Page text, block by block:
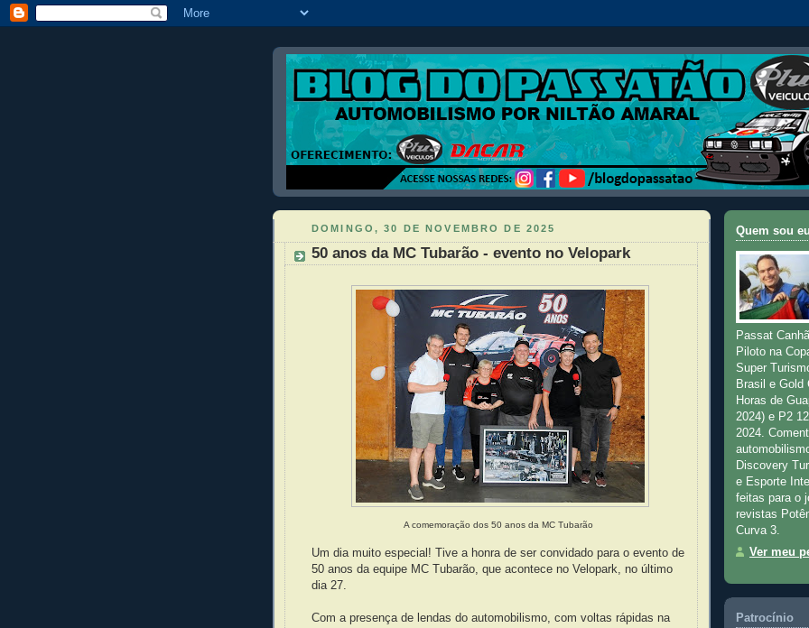
DOMINGO, 30 DE NOVEMBRO DE 2025
50 anos da MC Tubarão - evento no Velopark
A comemoração dos 50 anos da MC Tubarão
Um dia muito especial! Tive a honra de ser convidado para o evento de
50 anos da equipe MC Tubarão, que acontece no Velopark, no último
dia 27.
Com a presença de lendas do automobilismo, com voltas rápidas na
Quem sou
Passat
Piloto na
Super
Brasil e
Horas de
2024) e P2
2024.
Discovery
e Esporte
feitas para o
revistas
Curva 3.
Ver meu
Patrocínio